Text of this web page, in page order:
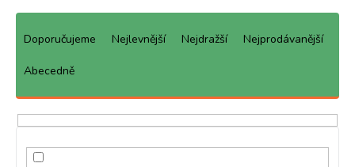
Ř
p
Doporučujeme Nejlevnější Nejdražší Nejprodávanější
Abecedně